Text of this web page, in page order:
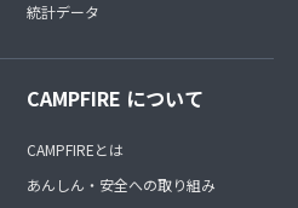
統計データ
CAMPFIRE について
CAMPFIREとは
あんしん・安全への取り組み